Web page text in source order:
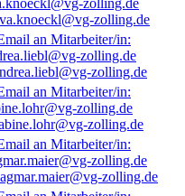
zolling.de
zolling.de
zolling.de
zolling.de